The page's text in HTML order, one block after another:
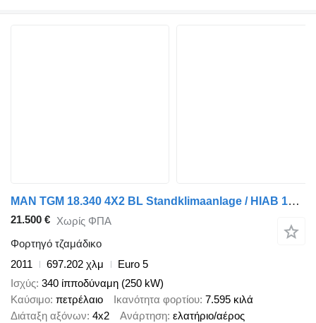
MAN TGM 18.340 4X2 BL Standklimaanlage / HIAB 144 B-3 HIDUO
21.500 € Χωρίς ΦΠΑ
Φορτηγό τζαμάδικο
2011
697.202 χλμ
Euro 5
Ισχύς 340 ίπποδύναμη (250 kW)
Καύσιμο πετρέλαιο Ικανότητα φορτίου 7.595 κιλά
Διάταξη αξόνων 4x2 Ανάρτηση ελατήριο/αέρος